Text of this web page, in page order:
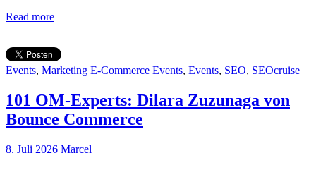
Read more
Events, Marketing E-Commerce Events, Events, SEO, SEOcruise
101 OM-Experts: Dilara Zuzunaga von
Bounce Commerce
8. Juli 2026 Marcel